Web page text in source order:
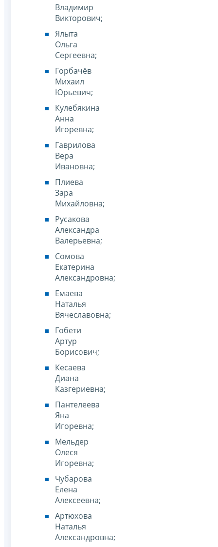
Владимир
Викторович;
Ялыта
Ольга
Сергеевна;
Горбачёв
Михаил
Юрьевич;
Кулебякина
Анна
Игоревна;
Гаврилова
Вера
Ивановна;
Плиева
Зара
Михайловна;
Русакова
Александра
Валерьевна;
Сомова
Екатерина
Александровна;
Емаева
Наталья
Вячеславовна;
Гобети
Артур
Борисович;
Кесаева
Диана
Казгериевна;
Пантелеева
Яна
Игоревна;
Мельдер
Олеся
Игоревна;
Чубарова
Елена
Алексеевна;
Артюхова
Наталья
Александровна;